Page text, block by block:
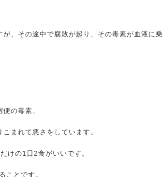
、その途中で腐敗が起り、その毒素が血液に乗
の毒素、
まれて悪さをしています。
けの1日2食がいいです。
ことです。